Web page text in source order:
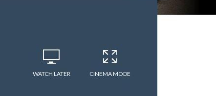
WATCH LATER CINEMA MODE